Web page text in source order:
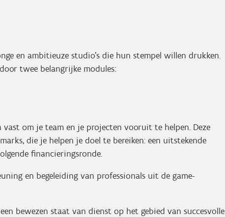
en ambitieuze studio's die hun stempel willen drukken.
twee belangrijke modules:
om je team en je projecten vooruit te helpen. Deze
die je helpen je doel te bereiken: een uitstekende
financieringsronde.
en begeleiding van professionals uit de game-
bewezen staat van dienst op het gebied van succesvolle